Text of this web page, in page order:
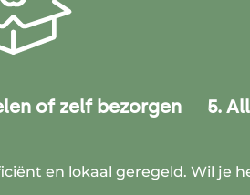
of zelf bezorgen 5.
en lokaal geregeld. Wil je